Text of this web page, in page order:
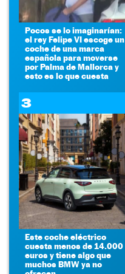
Pocos se lo imaginarían:
el rey Felipe VI escoge un
coche de una marca
española para moverse
por Palma de Mallorca y
esto es lo que cuesta
3
Este coche eléctrico
cuesta menos de 14.000
euros y tiene algo que
muchos BMW ya no